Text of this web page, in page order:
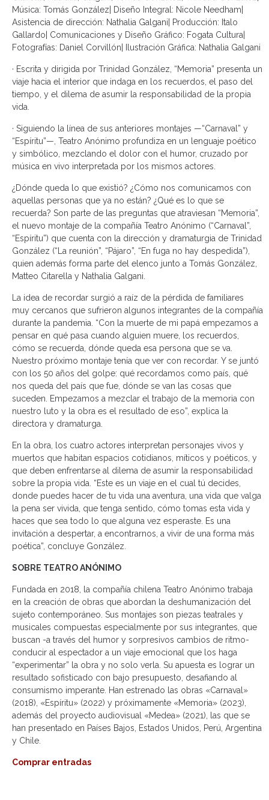
Música: Tomás González| Diseño Integral: Nicole Needham|
Asistencia de dirección: Nathalia Galgani| Producción: Italo
Gallardo| Comunicaciones y Diseño Gráfico: Fogata Cultura|
Fotografías: Daniel Corvillón| Ilustración Gráfica: Nathalia Galgani
· Escrita y dirigida por Trinidad González, “Memoria” presenta un
viaje hacia el interior que indaga en los recuerdos, el paso del
tiempo, y el dilema de asumir la responsabilidad de la propia
vida.
· Siguiendo la línea de sus anteriores montajes —“Carnaval” y
“Espíritu”—, Teatro Anónimo profundiza en un lenguaje poético
y simbólico, mezclando el dolor con el humor, cruzado por
música en vivo interpretada por los mismos actores.
¿Dónde queda lo que existió? ¿Cómo nos comunicamos con
aquellas personas que ya no están? ¿Qué es lo que se
recuerda? Son parte de las preguntas que atraviesan “Memoria”,
el nuevo montaje de la compañía Teatro Anónimo (“Carnaval”,
“Espíritu”) que cuenta con la dirección y dramaturgia de Trinidad
González (“La reunión”, “Pájaro”, “En fuga no hay despedida”),
quien además forma parte del elenco junto a Tomás González,
Matteo Citarella y Nathalia Galgani.
La idea de recordar surgió a raíz de la pérdida de familiares
muy cercanos que sufrieron algunos integrantes de la compañía
durante la pandemia. “Con la muerte de mi papá empezamos a
pensar en qué pasa cuando alguien muere, los recuerdos,
cómo se recuerda, dónde queda esa persona que se va.
Nuestro próximo montaje tenía que ver con recordar. Y se juntó
con los 50 años del golpe: qué recordamos como país, qué
nos queda del país que fue, dónde se van las cosas que
suceden. Empezamos a mezclar el trabajo de la memoria con
nuestro luto y la obra es el resultado de eso”, explica la
directora y dramaturga.
En la obra, los cuatro actores interpretan personajes vivos y
muertos que habitan espacios cotidianos, míticos y poéticos, y
que deben enfrentarse al dilema de asumir la responsabilidad
sobre la propia vida. “Este es un viaje en el cual tú decides,
donde puedes hacer de tu vida una aventura, una vida que valga
la pena ser vivida, que tenga sentido, cómo tomas esta vida y
haces que sea todo lo que alguna vez esperaste. Es una
invitación a despertar, a encontrarnos, a vivir de una forma más
poética”, concluye González.
SOBRE TEATRO ANÓNIMO
Fundada en 2018, la compañía chilena Teatro Anónimo trabaja
en la creación de obras que abordan la deshumanización del
sujeto contemporáneo. Sus montajes son piezas teatrales y
musicales compuestas especialmente por sus integrantes, que
buscan -a través del humor y sorpresivos cambios de ritmo-
conducir al espectador a un viaje emocional que los haga
“experimentar” la obra y no solo verla. Su apuesta es lograr un
resultado sofisticado con bajo presupuesto, desafiando al
consumismo imperante. Han estrenado las obras «Carnaval»
(2018), «Espíritu» (2022) y próximamente «Memoria» (2023),
además del proyecto audiovisual «Medea» (2021), las que se
han presentado en Países Bajos, Estados Unidos, Perú, Argentina
y Chile.
Comprar entradas